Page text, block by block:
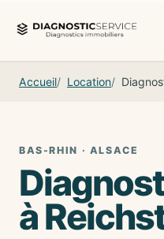
Accueil Location
BAS-RHIN · ALSACE
à